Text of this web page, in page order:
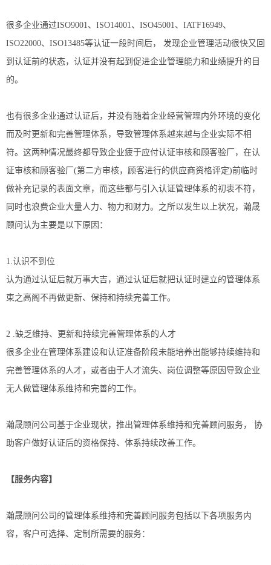
很多企业通过ISO9001、ISO14001、ISO45001、IATF16949、
ISO22000、ISO13485等认证一段时间后， 发现企业管理活动很快又回
到认证前的状态，认证并没有起到促进企业管理能力和业绩提升的目
的。
也有很多企业通过认证后，并没有随着企业经营管理内外环境的变化
而及时更新和完善管理体系，导致管理体系越来越与企业实际不相
符。这两种情况最终都导致企业疲于应付认证审核和顾客验厂，在认
证审核和顾客验厂(第二方审核，顾客进行的供应商资格评定)前临时
做补充记录的表面文章，而这些都与引入认证管理体系的初衷不符，
同时也浪费企业大量人力、物力和财力。之所以发生以上状况，瀚晟
顾问认为主要是以下原因：
1.认识不到位
认为通过认证后就万事大吉，通过认证后就把认证时建立的管理体系
束之高阁不再做更新、保持和持续完善工作。
2 .缺乏维持、更新和持续完善管理体系的人才
很多企业在管理体系建设和认证准备阶段未能培养出能够持续维持和
完善管理体系的人才，或者由于人才流失、岗位调整等原因导致企业
无人做管理体系维持和完善的工作。
瀚晟顾问公司基于企业现状，推出管理体系维持和完善顾问服务， 协
助客户做好认证后的资格保持、体系持续改善工作。
【服务内容】
瀚晟顾问公司的管理体系维持和完善顾问服务包括以下各项服务内
容，客户可选择、定制所需要的服务：